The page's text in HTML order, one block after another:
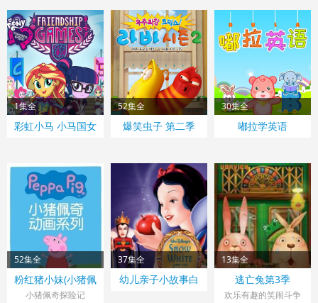
1集全
彩虹小马 小马国女
52集全
爆笑虫子 第二季
30集全
嘟拉学英语
52集全
粉红猪小妹(小猪佩
奇)第二季
小猪佩奇探险记
37集全
幼儿亲子小故事白
13集全
逃亡兔第3季
欢乐有趣的笑闹斗争